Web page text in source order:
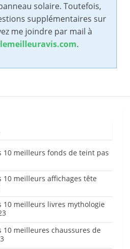
solaire. Toutefois,
supplémentaires sur
me joindre par mail à
.
10 meilleurs fonds de teint pas
10 meilleurs affichages tête
10 meilleurs livres mythologie
10 meilleures chaussures de